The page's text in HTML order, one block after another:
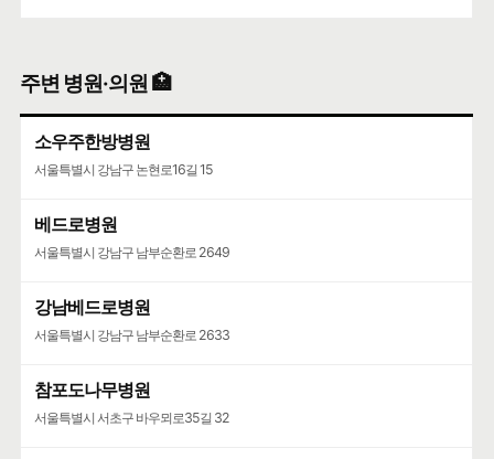
주변 병원·의원 🏥
소우주한방병원
서울특별시 강남구 논현로16길 15
베드로병원
서울특별시 강남구 남부순환로 2649
강남베드로병원
서울특별시 강남구 남부순환로 2633
참포도나무병원
서울특별시 서초구 바우뫼로35길 32